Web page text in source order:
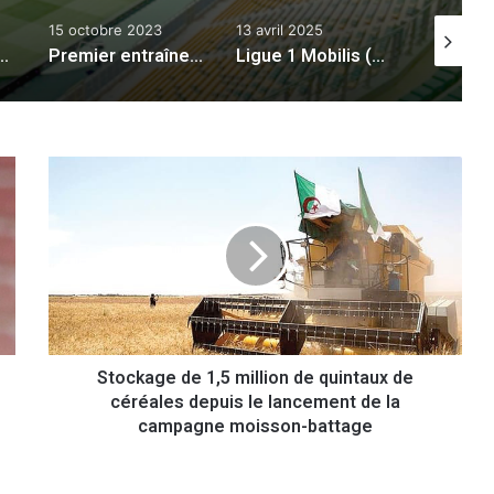
2023
Premier entraînement de la sélection algérienne à Al Ain
13 avril 2025
Ligue 1 Mobilis (22e journée) : la JSK laisse filer deux points, le NCM n’est plus lanterne-rouge
29 octobre 2024
g
e
d
Stockage de 1,5 million de quintaux de
céréales depuis le lancement de la
campagne moisson-battage